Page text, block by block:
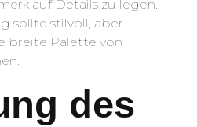
auf Details zu legen.
sollte stilvoll, aber
breite Palette von
des